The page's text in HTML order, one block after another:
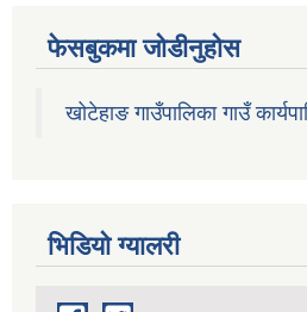
फेसबुकमा जोडीनुहोस
खोटेहाङ गाउँपालिका गाउँ
भिडियाे ग्यालरी